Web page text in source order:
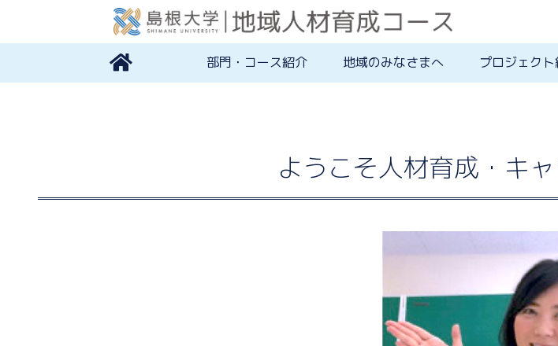
部門・コース紹介 地域のみなさまへ プロジェク
ようこそ人材育成・キ